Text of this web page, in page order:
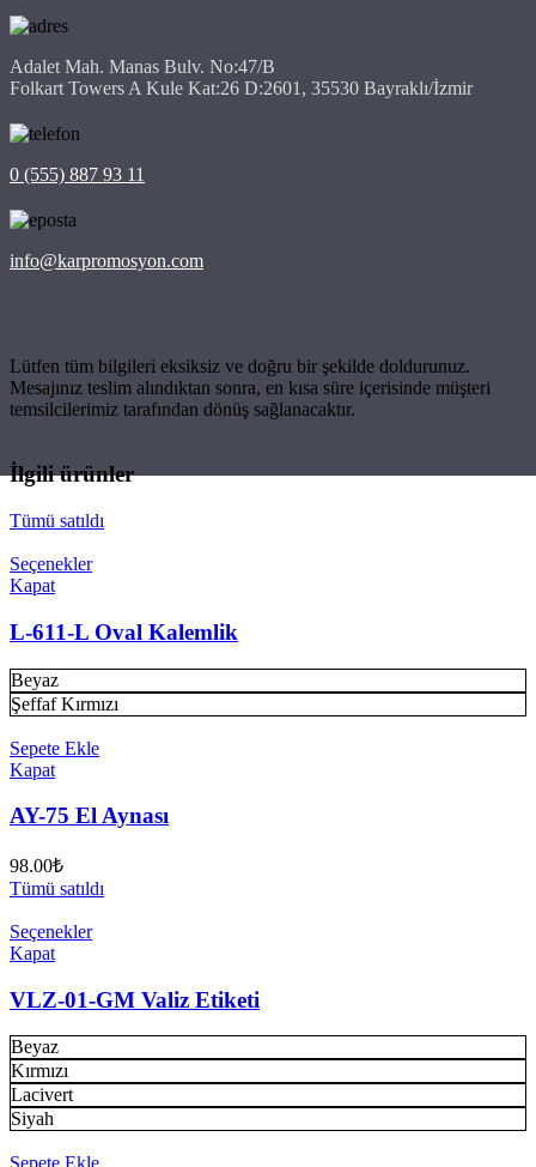
Adalet Mah. Manas Bulv. No:47/B
Folkart Towers A Kule Kat:26 D:2601, 35530 Bayraklı/İzmir
0 (555) 887 93 11
info@karpromosyon.com
Lütfen tüm bilgileri eksiksiz ve doğru bir şekilde doldurunuz.
Mesajınız teslim alındıktan sonra, en kısa süre içerisinde müşteri
temsilcilerimiz tarafından dönüş sağlanacaktır.
İlgili ürünler
Tümü satıldı
Seçenekler
Kapat
L-611-L Oval Kalemlik
Beyaz
Şeffaf Kırmızı
Sepete Ekle
Kapat
AY-75 El Aynası
98.00₺
Tümü satıldı
Seçenekler
Kapat
VLZ-01-GM Valiz Etiketi
Beyaz
Kırmızı
Lacivert
Siyah